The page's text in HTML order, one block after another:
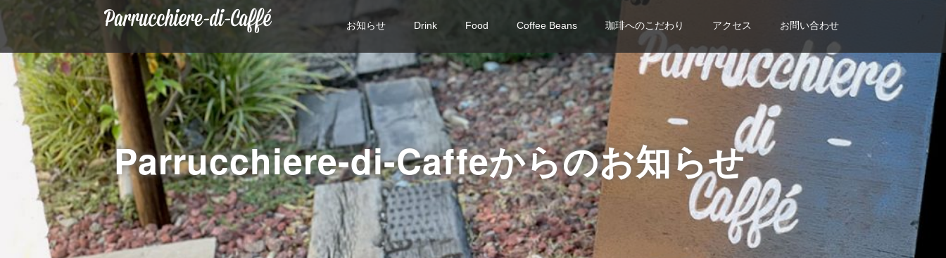
お知らせ Drink Food Coffee Beans 珈琲へのこだわり アクセス お問い合わせ
Parrucchiere-di-Caffeからのお知らせ